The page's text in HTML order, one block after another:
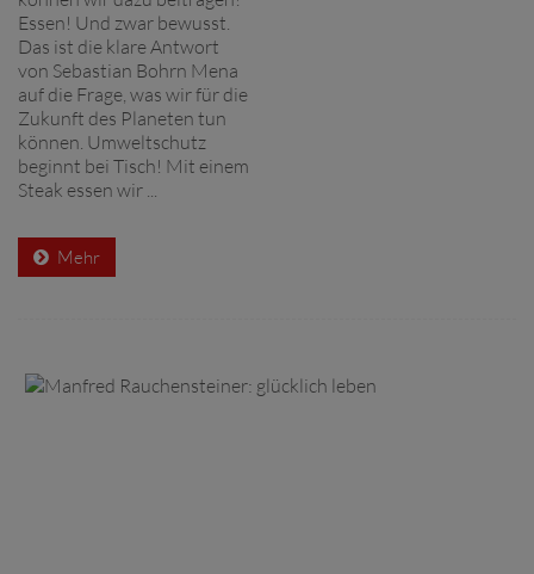
Essen! Und zwar bewusst.
Das ist die klare Antwort
von Sebastian Bohrn Mena
auf die Frage, was wir für die
Zukunft des Planeten tun
können. Umweltschutz
beginnt bei Tisch! Mit einem
Steak essen wir ...
Mehr